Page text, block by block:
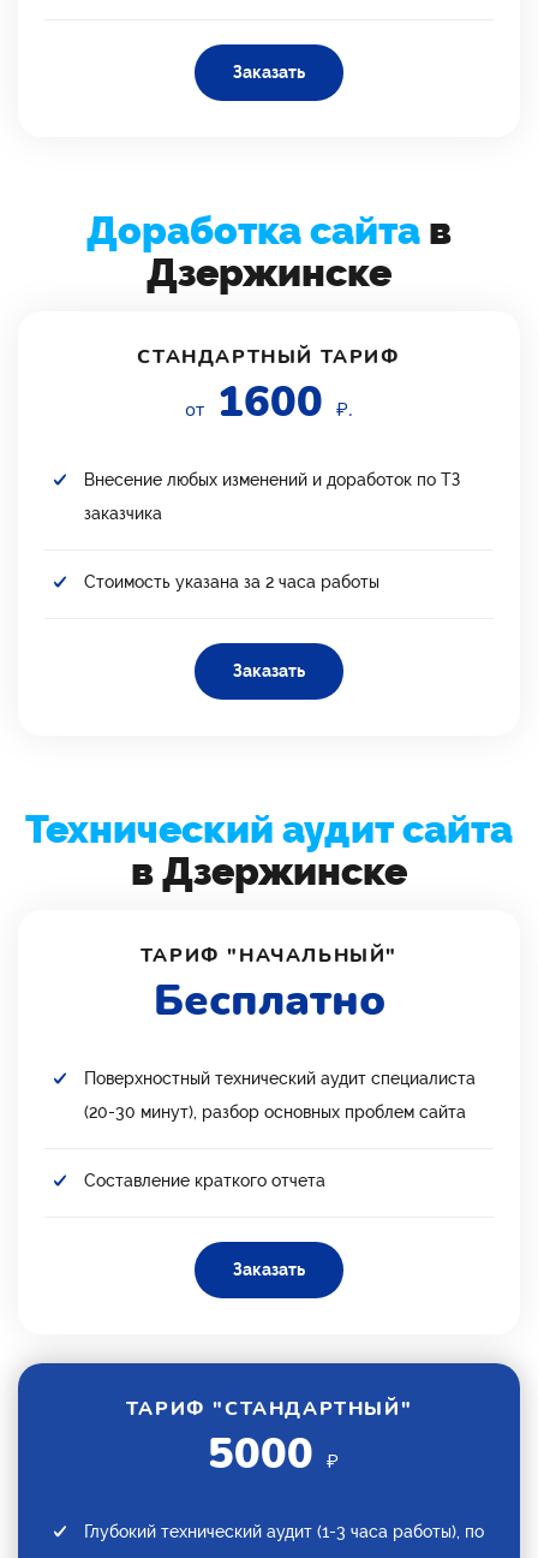
Заказать
Доработка сайта в
Дзержинске
СТАНДАРТНЫЙ ТАРИФ
от 1600 ₽.
Внесение любых изменений и доработок по ТЗ
заказчика
Стоимость указана за 2 часа работы
Заказать
Технический аудит сайта
в Дзержинске
ТАРИФ "НАЧАЛЬНЫЙ"
Бесплатно
Поверхностный технический аудит специалиста
(20-30 минут), разбор основных проблем сайта
Составление краткого отчета
Заказать
ТАРИФ "СТАНДАРТНЫЙ"
5000 ₽
Глубокий технический аудит (1-3 часа работы), по